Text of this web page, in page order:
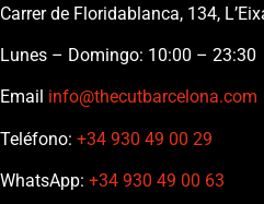
Carrer de Floridablanca, 134,
Lunes – Domingo: 10:00 – 23:30
Email info@thecutbarcelona.com
Teléfono: +34 930 49 00 29
WhatsApp: +34 930 49 00 63